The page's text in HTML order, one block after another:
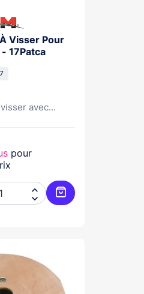
Visser Pour
17Patca
avec...
pour


Ajouter au panier